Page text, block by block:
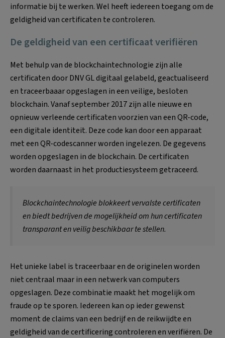
informatie bij te werken. Wel heeft iedereen toegang om de
geldigheid van certificaten te controleren.
De geldigheid van een certificaat verifiëren
Met behulp van de blockchaintechnologie zijn alle
certificaten door DNV GL digitaal gelabeld, geactualiseerd
en traceerbaaar opgeslagen in een veilige, besloten
blockchain. Vanaf september 2017 zijn alle nieuwe en
opnieuw verleende certificaten voorzien van een QR-code,
een digitale identiteit. Deze code kan door een apparaat
met een QR-codescanner worden ingelezen. De gegevens
worden opgeslagen in de blockchain. De certificaten
worden daarnaast in het productiesysteem getraceerd.
Blockchaintechnologie blokkeert vervalste certificaten
en biedt bedrijven de mogelijkheid om hun certificaten
transparant en veilig beschikbaar te stellen.
Het unieke label is traceerbaar en de originelen worden
niet centraal maar in een netwerk van computers
opgeslagen. Deze combinatie maakt het mogelijk om
fraude op te sporen. Iedereen kan op ieder gewenst
moment de claims van een bedrijf en de reikwijdte en
geldigheid van de certificering controleren en verifiëren. De